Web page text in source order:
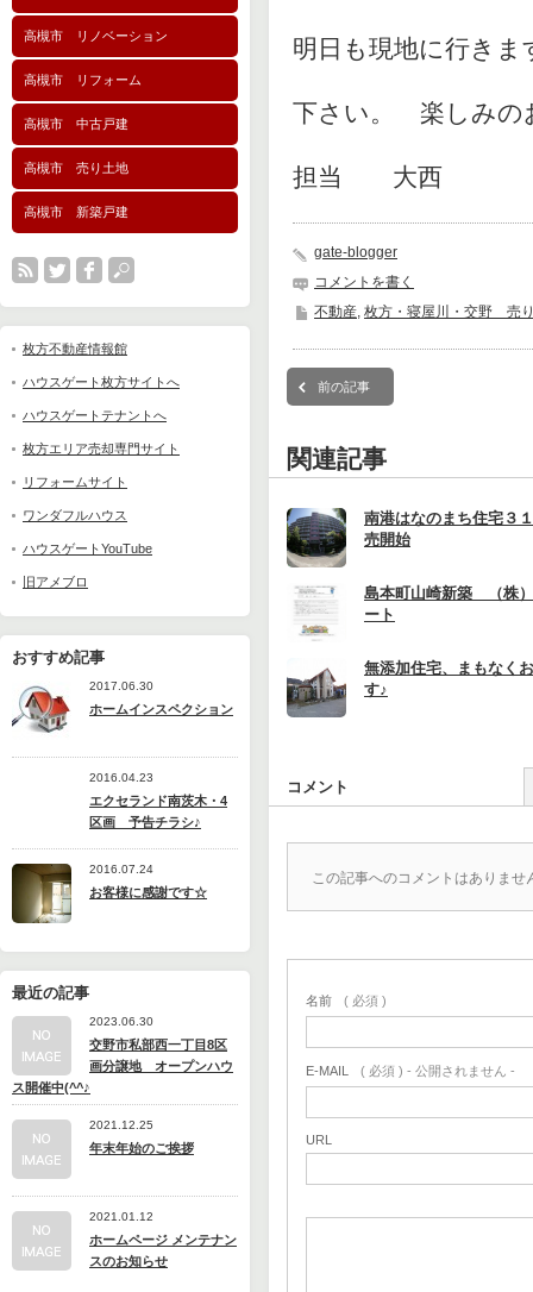
高槻市 リノベーション
高槻市 リフォーム
高槻市 中古戸建
高槻市 売り土地
高槻市 新築戸建
枚方不動産情報館
ハウスゲート枚方サイトへ
ハウスゲートテナントへ
枚方エリア売却専門サイト
リフォームサイト
ワンダフルハウス
ハウスゲートYouTube
旧アメブロ
おすすめ記事
2017.06.30
ホームインスペクション
2016.04.23
エクセランド南茨木・4
区画 予告チラシ♪
2016.07.24
お客様に感謝です☆
最近の記事
2023.06.30
交野市私部西一丁目8区
画分譲地 オープンハウ
ス開催中(^^♪
2021.12.25
年末年始のご挨拶
2021.01.12
ホームページ メンテナン
スのお知らせ
明日も現地に行き
下さい。 楽しみの
担当 大西
gate-blogger
コメントを書く
不動産, 枚方・寝屋川・交野 売
前の記事
関連記事
南港はなのまち住宅３
売開始
島本町山崎新築 （株
ート
無添加住宅、まもなく
す♪
コメント
この記事へのコメントはありませ
名前 ( 必須 )
E-MAIL ( 必須 ) - 公開されません -
URL